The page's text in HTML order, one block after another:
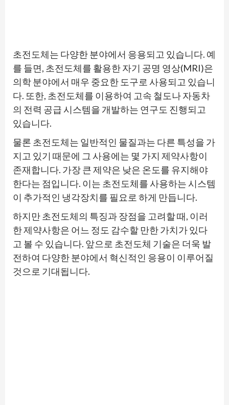
초전도체는 다양한 분야에서 응용되고 있습니다. 예
를 들면, 초전도체를 활용한 자기 공명 영상(MRI)은
의학 분야에서 매우 중요한 도구로 사용되고 있습니
다. 또한, 초전도체를 이용하여 고속 철도나 자동차
의 전력 공급 시스템을 개발하는 연구도 진행되고
있습니다.
물론 초전도체는 일반적인 물질과는 다른 특성을 가
지고 있기 때문에 그 사용에는 몇 가지 제약사항이
존재합니다. 가장 큰 제약은 낮은 온도를 유지해야
한다는 점입니다. 이는 초전도체를 사용하는 시스템
이 추가적인 냉각장치를 필요로 하게 만듭니다.
하지만 초전도체의 특징과 장점을 고려할 때, 이러
한 제약사항은 어느 정도 감수할 만한 가치가 있다
고 볼 수 있습니다. 앞으로 초전도체 기술은 더욱 발
전하여 다양한 분야에서 혁신적인 응용이 이루어질
것으로 기대됩니다.